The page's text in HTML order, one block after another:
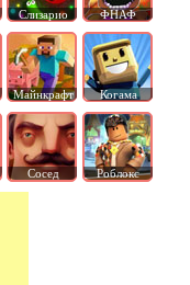
Слизарио ФНАФ
Майнкрафт Когама
Сосед Роблокс